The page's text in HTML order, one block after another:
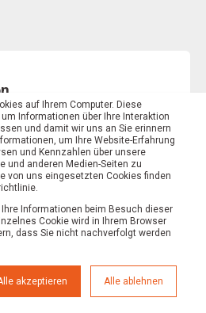
auf Ihrem Computer. Diese
Informationen über Ihre Interaktion
und damit wir uns an Sie erinnern
um Ihre Website-Erfahrung
und Kennzahlen über unsere
und anderen Medien-Seiten zu
von uns eingesetzten Cookies finden
Informationen beim Besuch dieser
Cookie wird in Ihrem Browser
dass Sie nicht nachverfolgt werden
akzeptieren Alle ablehnen